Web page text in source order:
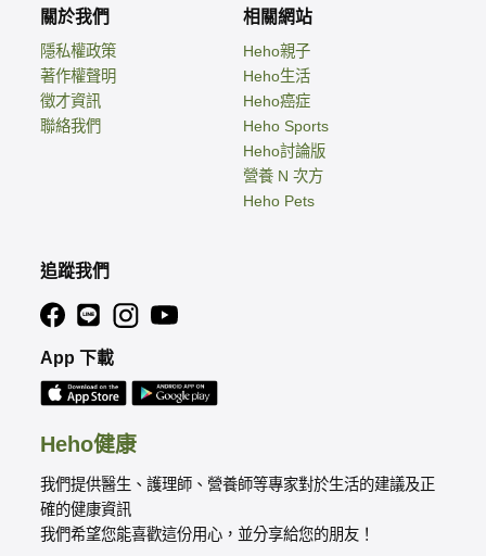
Heho健康
我們提供醫生、護理師、營養師等專家對於生活的建議及正
確的健康資訊
我們希望您能喜歡這份用心，並分享給您的朋友！
關於我們
隱私權政策
著作權聲明
徵才資訊
聯絡我們
相關網站
Heho親子
Heho生活
Heho癌症
Heho Sports
Heho討論版
營養 N 次方
Heho Pets
追蹤我們
App 下載